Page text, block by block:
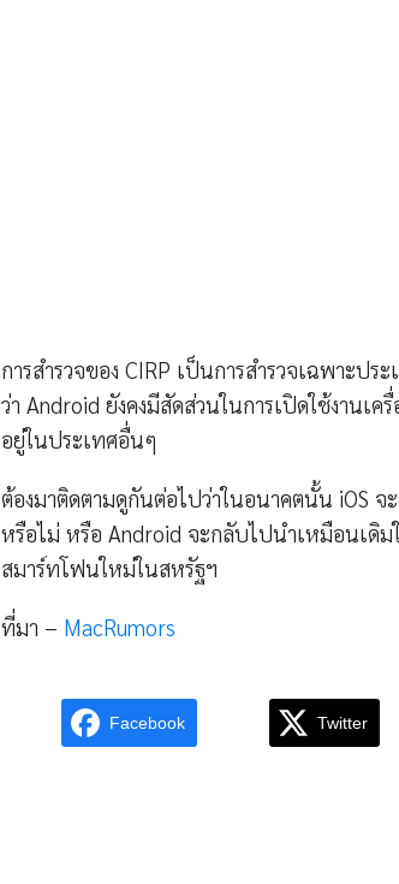
การสำรวจของ CIRP เป็นการสำรวจเฉพาะปร
ว่า Android ยังคงมีสัดส่วนในการเปิดใช้งานเค
อยู่ในประเทศอื่นๆ
ต้องมาติดตามดูกันต่อไปว่าในอนาคตนั้น iOS จ
หรือไม่ หรือ Android จะกลับไปนำเหมือนเดิม
สมาร์ทโฟนใหม่ในสหรัฐฯ
ที่มา – MacRumors
Facebook Twitter